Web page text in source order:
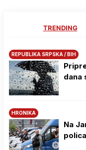
TRENDING
REPUBLIKA SRPSKA / BIH
dana
HRONIKA
Na